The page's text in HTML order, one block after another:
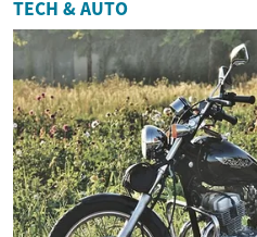
TECH & AUTO